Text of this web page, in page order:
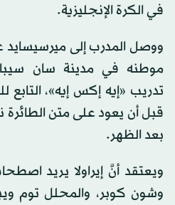
في الكرة الإنجليزية.
ووصل المدرب إلى
موطنه في مدينة سان
تدريب «إيه إكس إيه»، التابع
قبل أن يعود على متن
بعد الظهر.
ويعتقد أنَّ إيراولا يريد
وشون كوبر، والمحلل توم